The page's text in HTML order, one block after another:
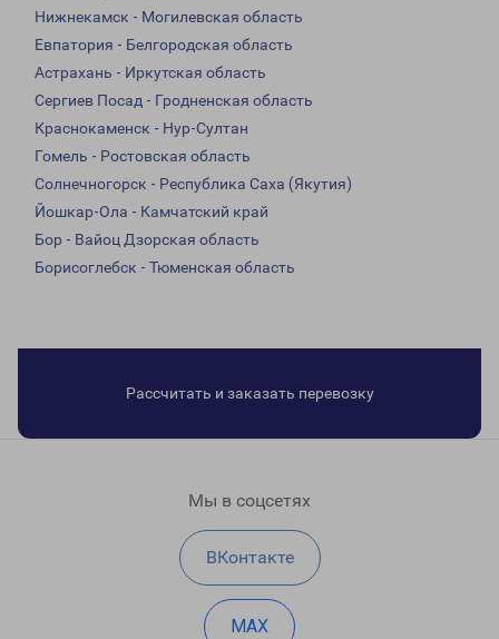
Нижнекамск - Могилевская область
Евпатория - Белгородская область
Астрахань - Иркутская область
Сергиев Посад - Гродненская область
Краснокаменск - Нур-Султан
Гомель - Ростовская область
Солнечногорск - Республика Саха (Якутия)
Йошкар-Ола - Камчатский край
Бор - Вайоц Дзорская область
Борисоглебск - Тюменская область
Рассчитать и заказать перевозку
Мы в соцсетях
ВКонтакте
MAX